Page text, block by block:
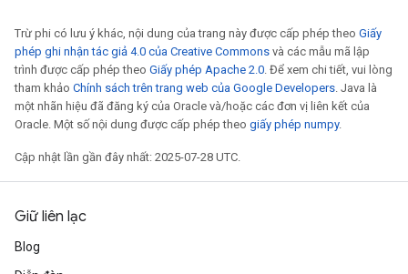
Trừ phi có lưu ý khác, nội dung của trang này được cấp phép theo Giấy
phép ghi nhận tác giả 4.0 của Creative Commons và các mẫu mã lập
trình được cấp phép theo Giấy phép Apache 2.0. Để xem chi tiết, vui lòng
tham khảo Chính sách trên trang web của Google Developers. Java là
một nhãn hiệu đã đăng ký của Oracle và/hoặc các đơn vị liên kết của
Oracle. Một số nội dung được cấp phép theo giấy phép numpy.
Cập nhật lần gần đây nhất: 2025-07-28 UTC.
Giữ liên lạc
Blog